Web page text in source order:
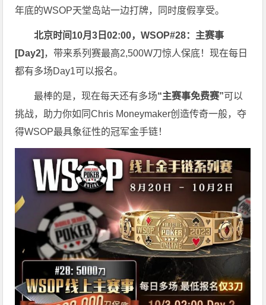
年底的WSOP天堂岛站一边打牌，同时度假享受。
北京时间10月3日02:00，WSOP#28：主赛事
[Day2] ，带来系列赛最高2,500W刀惊人保底！现在每日
都有多场Day1可以报名。
最棒的是，现在每天还有多场“主赛事免费赛”可以
挑战，助力你如同Chris Moneymaker创造传奇一般，夺
得WSOP最具象征性的冠军金手链！